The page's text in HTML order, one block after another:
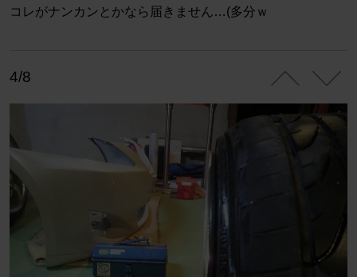
コレがナンカンとかなら届きません…(多分ｗ
4/8